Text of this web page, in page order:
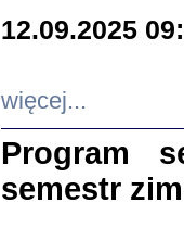
12.09.2025
więcej...
Program
semestr